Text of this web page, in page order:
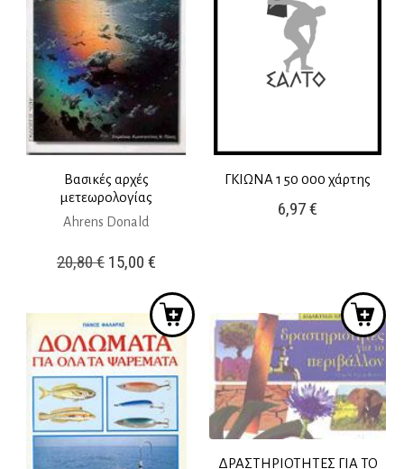
Βασικές αρχές
μετεωρολογίας
Ahrens Donald
20,80€ Original
was:
20,80 €.
15,00 €Η
τιμή
είναι:
15,00 €.
ΓΚΙΩΝΑ 1 50 000 χάρτης
6,97€
ΔΡΑΣΤΗΡΙΟΤΗΤΕΣ ΓΙΑ ΤΟ